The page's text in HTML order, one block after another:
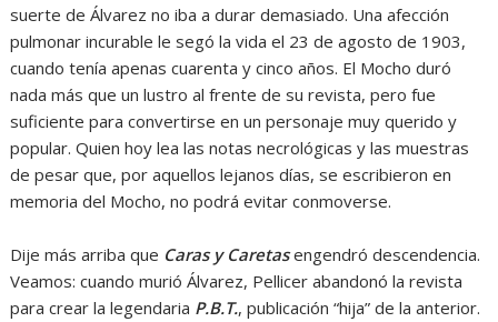
suerte de Álvarez no iba a durar demasiado. Una afección
pulmonar incurable le segó la vida el 23 de agosto de 1903,
cuando tenía apenas cuarenta y cinco años. El Mocho duró
nada más que un lustro al frente de su revista, pero fue
suficiente para convertirse en un personaje muy querido y
popular. Quien hoy lea las notas necrológicas y las muestras
de pesar que, por aquellos lejanos días, se escribieron en
memoria del Mocho, no podrá evitar conmoverse.
Dije más arriba que Caras y Caretasengendró descendencia.
Veamos: cuando murió Álvarez, Pellicer abandonó la revista
para crear la legendaria P.B.T., publicación “hija” de la anterior.